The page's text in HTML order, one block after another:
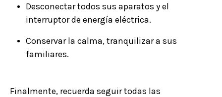
Desconectar todos sus aparatos y el
interruptor de energía eléctrica.
Conservar la calma, tranquilizar a sus
familiares.
Finalmente, recuerda seguir todas las